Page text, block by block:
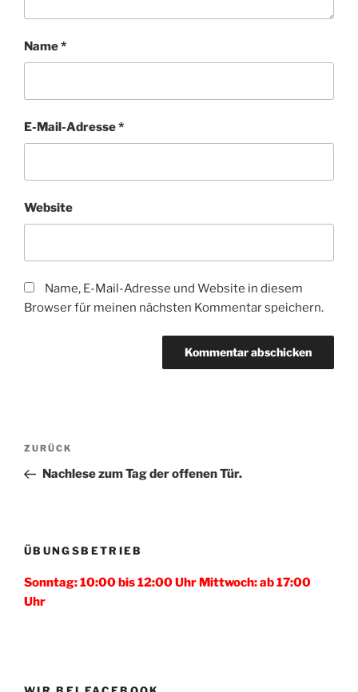
Name*
E-Mail-Adresse*
Website
Name, E-Mail-Adresse und Website in diesem
Browser für meinen nächsten Kommentar speichern.
Beitragsnavigation
Vorheriger
Beitrag
ZURÜCK
Nachlese zum Tag der offenen Tür.
ÜBUNGSBETRIEB
Sonntag: 10:00 bis 12:00 Uhr Mittwoch: ab 17:00
Uhr